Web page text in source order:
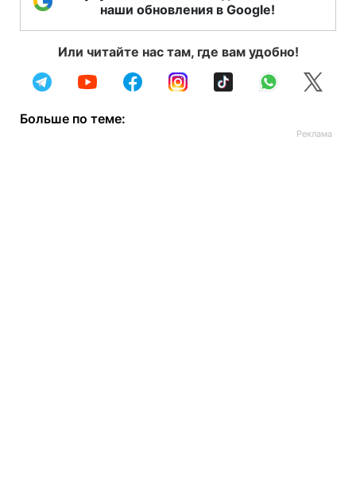
наши обновления в Google!
Или читайте нас там, где вам удобно!
Больше по теме: